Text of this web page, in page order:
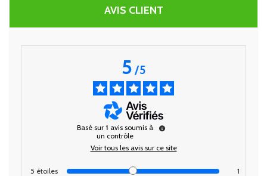
AVIS CLIENT
5/5
Basé sur 1 avis soumis à
un contrôle
Voir tous les avis sur ce site
5 étoiles
1